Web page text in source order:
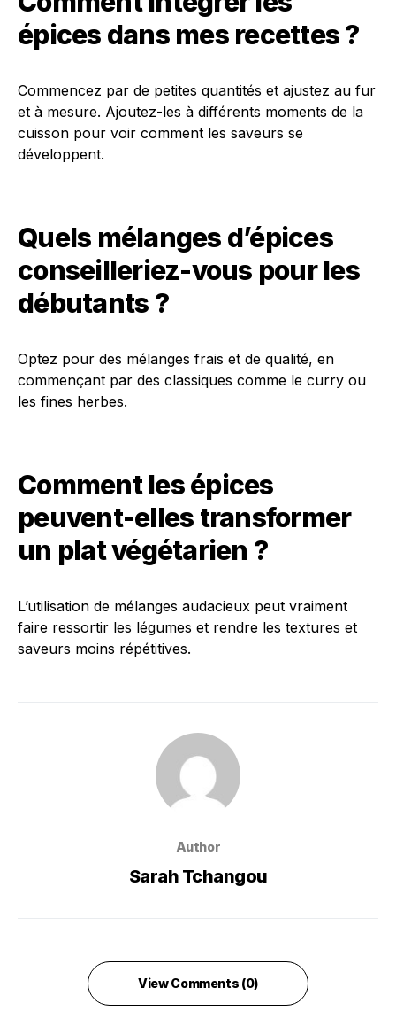
épices dans mes recettes ?
Commencez par de petites quantités et ajustez au fur
et à mesure. Ajoutez-les à différents moments de la
cuisson pour voir comment les saveurs se
développent.
Quels mélanges d’épices
conseilleriez-vous pour les
débutants ?
Optez pour des mélanges frais et de qualité, en
commençant par des classiques comme le curry ou
les fines herbes.
Comment les épices
peuvent-elles transformer
un plat végétarien ?
L’utilisation de mélanges audacieux peut vraiment
faire ressortir les légumes et rendre les textures et
saveurs moins répétitives.
Author
Sarah Tchangou
View Comments (0)